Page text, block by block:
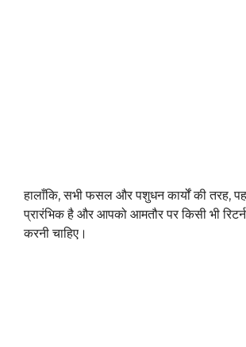
हालाँकि, सभी फसल और पशुधन कार्यों की तरह,
प्रारंभिक है और आपको आमतौर पर किसी भी
करनी चाहिए।